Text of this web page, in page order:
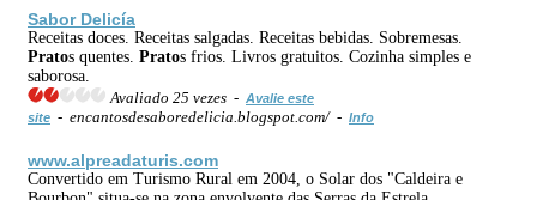
Sabor Delicía
Receitas doces. Receitas salgadas. Receitas bebidas. Sobremesas.
Pratos quentes. Pratos frios. Livros gratuitos. Cozinha simples e
saborosa.
Avaliado 25 vezes - Avalie este
site - encantosdesaboredelicia.blogspot.com/ - Info
www.alpreadaturis.com
Convertido em Turismo Rural em 2004, o Solar dos "Caldeira e